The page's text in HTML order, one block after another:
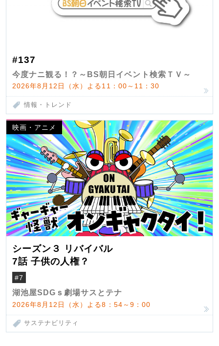
#137
今度ナニ観る！？～BS朝日イベント検索ＴＶ～
2026年8月12日（水）よる11：00～11：30
情報・トレンド
映画・アニメ
シーズン３ リバイバル
7話 子供の人権？
#7
湖池屋SDGｓ劇場サスとテナ
2026年8月12日（水）よる8：54～9：00
サステナビリティ